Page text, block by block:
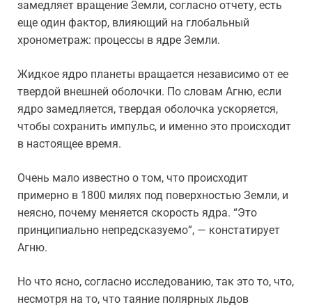
замедляет вращение Земли, согласно отчету, есть
еще один фактор, влияющий на глобальный
хронометраж: процессы в ядре Земли.
Жидкое ядро планеты вращается независимо от ее
твердой внешней оболочки. По словам Агню, если
ядро замедляется, твердая оболочка ускоряется,
чтобы сохранить импульс, и именно это происходит
в настоящее время.
Очень мало известно о том, что происходит
примерно в 1800 милях под поверхностью Земли, и
неясно, почему меняется скорость ядра. “Это
принципиально непредсказуемо”, — констатирует
Агню.
Но что ясно, согласно исследованию, так это то, что,
несмотря на то, что таяние полярных льдов